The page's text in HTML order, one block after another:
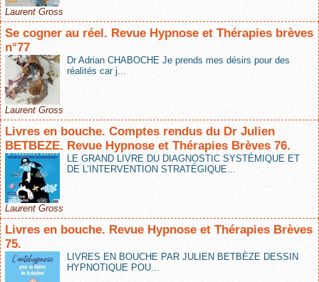
Laurent Gross
Se cogner au réel. Revue Hypnose et Thérapies brèves
n°77
Dr Adrian CHABOCHE Je prends mes désirs pour des
réalités car j...
Laurent Gross
Livres en bouche. Comptes rendus du Dr Julien
BETBEZE. Revue Hypnose et Thérapies Brèves 76.
LE GRAND LIVRE DU DIAGNOSTIC SYSTÉMIQUE ET
DE L’INTERVENTION STRATÉGIQUE...
Laurent Gross
Livres en bouche. Revue Hypnose et Thérapies Brèves
75.
LIVRES EN BOUCHE PAR JULIEN BETBÈZE DESSIN
HYPNOTIQUE POU...